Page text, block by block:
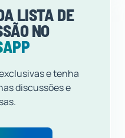
LISTA DE
NO
e tenha
discussões e